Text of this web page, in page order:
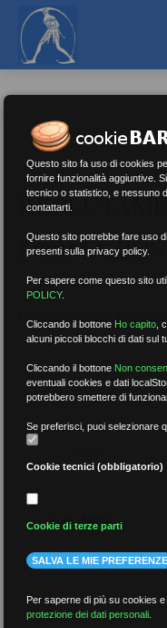
Nessun risultato.Rimuovi
RICERCA
per data
Questo sito fa uso di cookies
fornire funzionalità aggiuntive.
tecnico o statistico, e nessuno
contattarti.
Questo sito potrebbe fare uso
presenti sulla privacy policy.
Per sapere come questo sito
POLICY.
Cliccando il bottone Ho capito ,
alcuni piccoli blocchi di dati sul
Cliccando il bottone Non
eventuali cookies e dati
potrebbero smettere di
Se preferisci, puoi selezionare
Cookie tecnici (obbligatorio)
Cookie di terze parti
SALVA LE MIE PREFERENZE
Per saperne di più su cookies
protezione dei dati personali